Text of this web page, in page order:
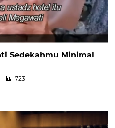
Sedekahmu Minimal
723